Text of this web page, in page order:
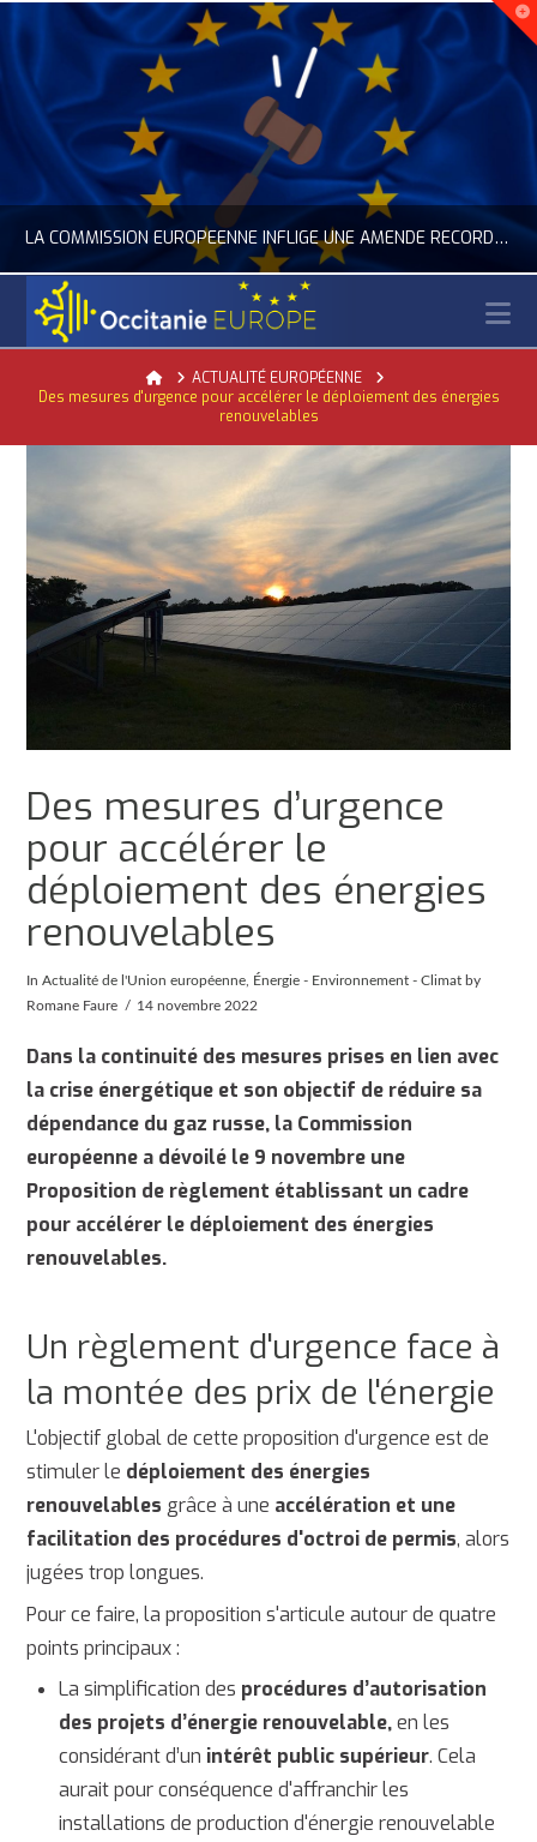
LA COMMISSION EUROPÉENNE INFLIGE UNE AMENDE RECORD À GOOGLE
ACTUALITÉ DE L'UNION EUROPÉENNE, ACTUALITÉ DE LA REPRÉSENTATION D’OCCITANIE EUROPE, NUMÉRIQUE- DIGITAL
JUILLET 24, 2026
HomeACTUALITÉ EUROPÉENNE
Des mesures d'urgence pour accélérer le déploiement des énergies
renouvelables
Des mesures d’urgence
pour accélérer le
déploiement des énergies
renouvelables
InActualité de l'Union européenne Énergie - Environnement - Climat by
Romane Faure
14 novembre 2022
Dans la continuité des mesures prises en lien avec
la crise énergétique et son objectif de réduire sa
dépendance du gaz russe, la Commission
européenne a dévoilé le 9 novembre une
Proposition de règlement établissant un cadre
pour accélérer le déploiement des énergies
renouvelables.
Un règlement d'urgence face à
la montée des prix de l'énergie
L'objectif global de cette proposition d'urgence est de
stimuler le déploiement des énergies
renouvelables grâce à une accélération et une
facilitation des procédures d'octroi de permis, alors
jugées trop longues.
Pour ce faire, la proposition s'articule autour de quatre
points principaux :
La simplification des procédures d’autorisation
des projets d’énergie renouvelable,en les
considérant d’un intérêt public supérieur. Cela
aurait pour conséquence d'affranchir les
installations de production d'énergie renouvelable